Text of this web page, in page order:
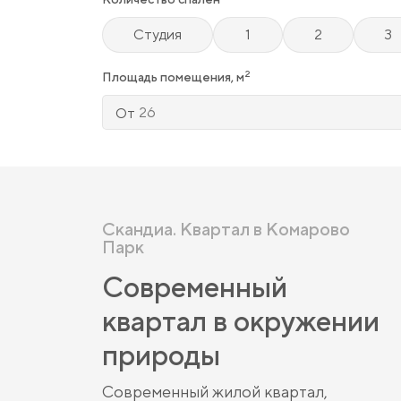
Студия 1 2 3
Площадь помещения, м2
От
Скандиа. Квартал в Комарово
Парк
Современный
квартал в окружении
природы
Современный жилой квартал,